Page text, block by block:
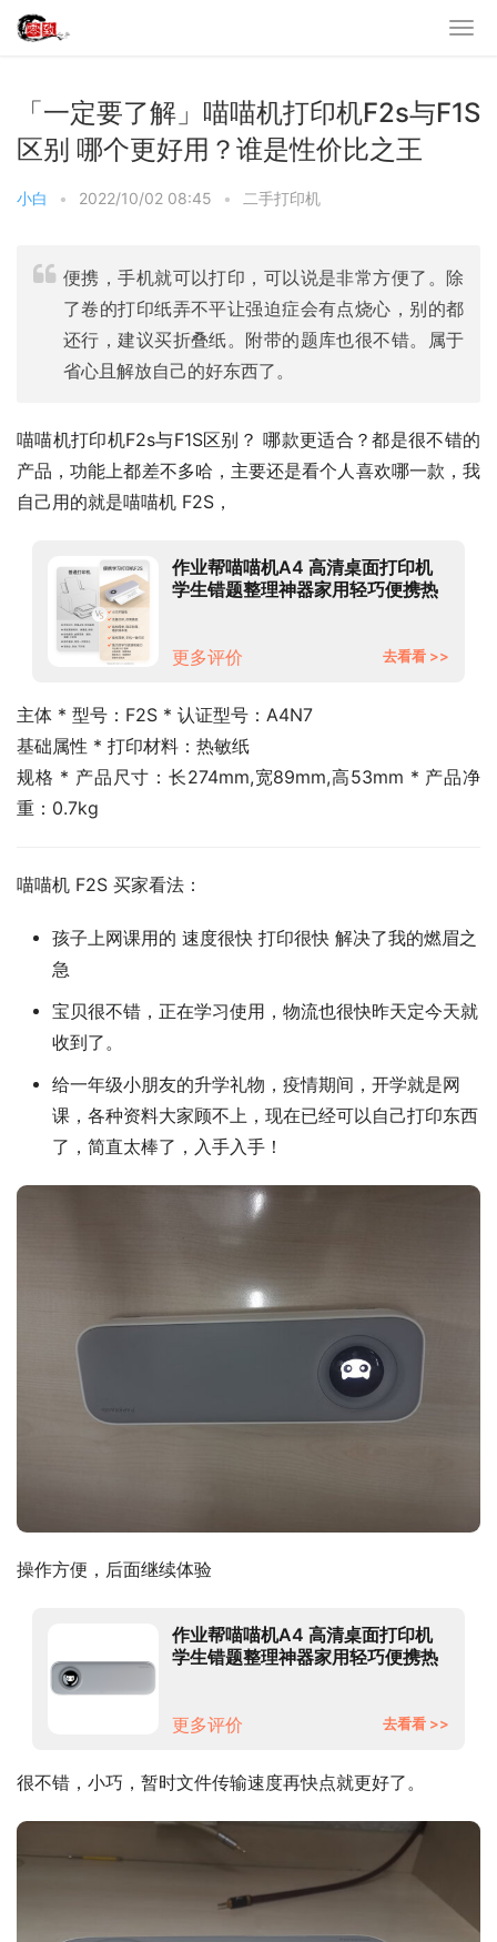
「一定要了解」喵喵机打印机F2s与F1S
区别 哪个更好用？谁是性价比之王
小白 • 2022/10/02 08:45 • 二手打印机
便携，手机就可以打印，可以说是非常方便了。除
了卷的打印纸弄不平让强迫症会有点烧心，别的都
还行，建议买折叠纸。附带的题库也很不错。属于
省心且解放自己的好东西了。
喵喵机打印机F2s与F1S区别？ 哪款更适合？都是很不错的
产品，功能上都差不多哈，主要还是看个人喜欢哪一款，我
自己用的就是喵喵机 F2S，
作业帮喵喵机A4 高清桌面打印机
学生错题整理神器家用轻巧便携热
更多评价 去看看 >>
主体 * 型号：F2S * 认证型号：A4N7
基础属性 * 打印材料：热敏纸
规格 * 产品尺寸：长274mm,宽89mm,高53mm * 产品净
重：0.7kg
喵喵机 F2S 买家看法：
孩子上网课用的 速度很快 打印很快 解决了我的燃眉之
急
宝贝很不错，正在学习使用，物流也很快昨天定今天就
收到了。
给一年级小朋友的升学礼物，疫情期间，开学就是网
课，各种资料大家顾不上，现在已经可以自己打印东西
了，简直太棒了，入手入手！
操作方便，后面继续体验
作业帮喵喵机A4 高清桌面打印机
学生错题整理神器家用轻巧便携热
更多评价 去看看 >>
很不错，小巧，暂时文件传输速度再快点就更好了。